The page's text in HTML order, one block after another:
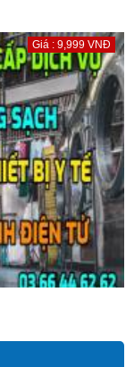
Giá : 9,999 VNĐ